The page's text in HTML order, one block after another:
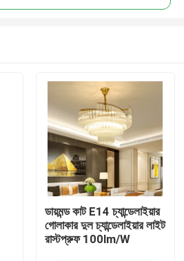
ডায়মন্ড কাট E14 চ্যান্ডেলাইয়ার
গোলাকার দুল চ্যান্ডেলাইয়ার লাইট
রাস্টপ্রুফ 100lm/W